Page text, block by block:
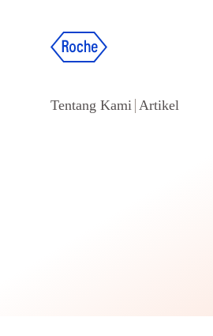
Tentang Kami Artikel